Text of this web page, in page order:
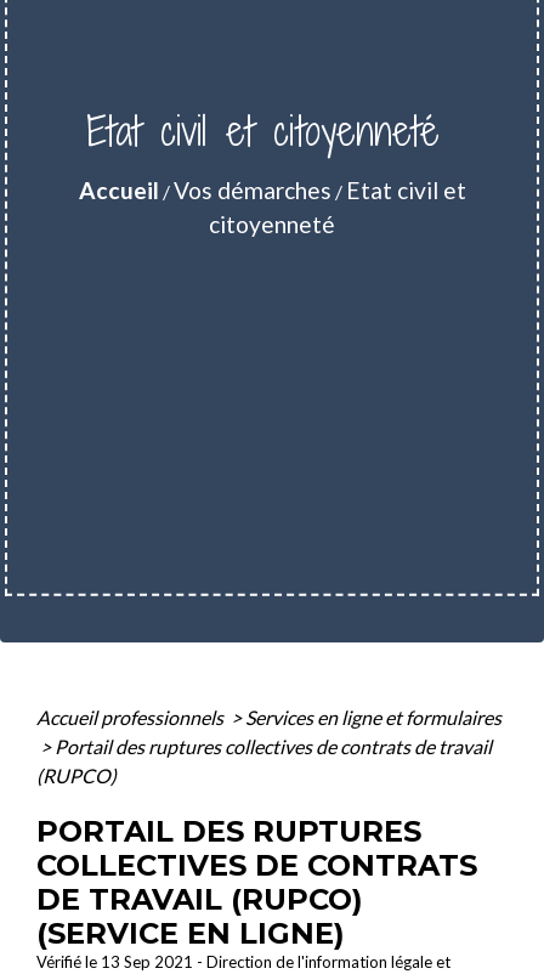
Etat civil et citoyenneté
Accueil /Vos démarches / Etat civil et
citoyenneté
Accueil professionnels > Services en ligne et formulaires
> Portail des ruptures collectives de contrats de travail
(RUPCO)
PORTAIL DES RUPTURES
COLLECTIVES DE CONTRATS
DE TRAVAIL (RUPCO)
(SERVICE EN LIGNE)
Vérifié le 13 Sep 2021 - Direction de l'information légale et